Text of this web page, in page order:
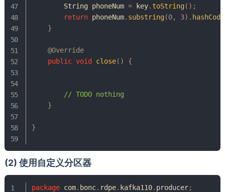
String phoneNum = key. toString( ) ;
return phoneNum. substring(0, 3) . hashCode
}
@Override
public void close( ) {
// TODO nothing
}
}
(2) 使用自定义分区器
package com. bonc. rdpe. kafka110. producer;